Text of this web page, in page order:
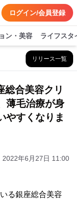
ログイン/会員登録
ン・美容 ライフスタ
リリース一覧
総合美容クリ
薄毛治療が身
やすくなりま
2022年6月27日 11:00
る銀座総合美容